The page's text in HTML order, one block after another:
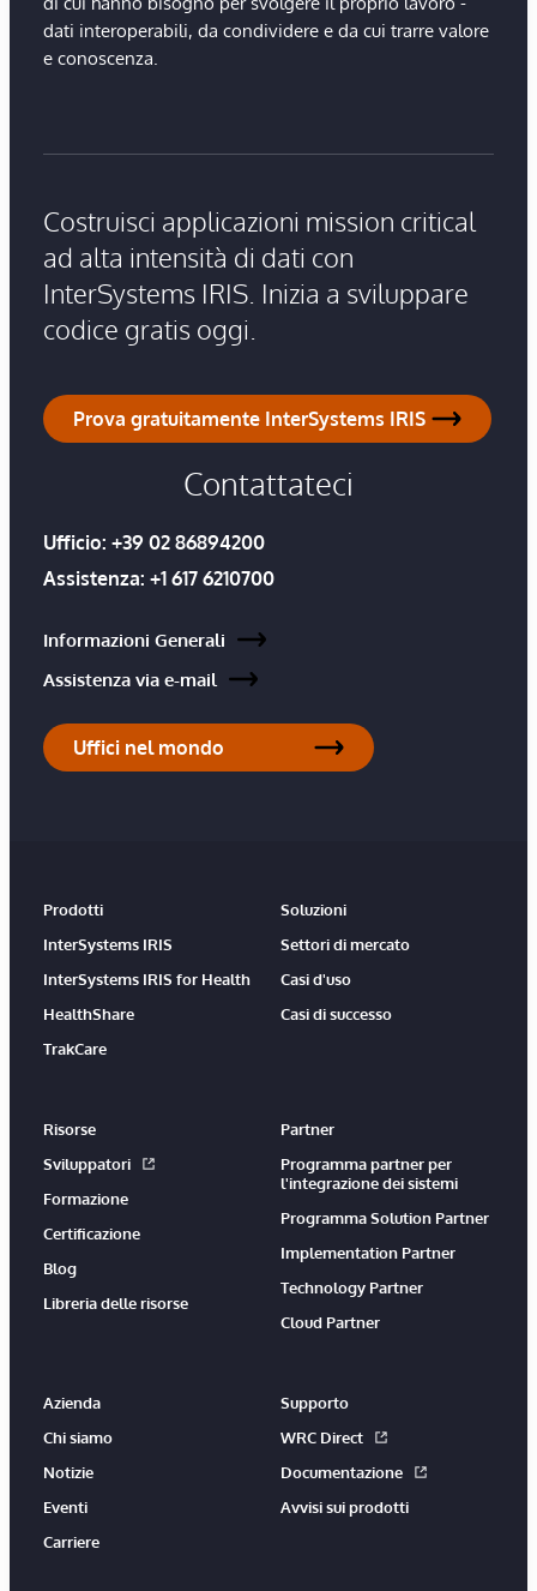
dati interoperabili, da condividere e da cui trarre valore
e conoscenza.
Costruisci applicazioni mission critical
ad alta intensità di dati con
InterSystems IRIS. Inizia a sviluppare
codice gratis oggi.
Prova gratuitamente InterSystems IRIS
Contattateci
Ufficio: +39 02 86894200
Assistenza: +1 617 6210700
Informazioni Generali
Assistenza via e-mail
Uffici nel mondo
Prodotti
InterSystems IRIS
InterSystems IRIS for Health
HealthShare
TrakCare
Soluzioni
Settori di mercato
Casi d'uso
Casi di successo
Risorse
Sviluppatori
Formazione
Certificazione
Blog
Libreria delle risorse
Partner
Programma partner per
l'integrazione dei sistemi
Programma Solution Partner
Implementation Partner
Technology Partner
Cloud Partner
Azienda
Chi siamo
Notizie
Eventi
Carriere
Supporto
WRC Direct
Documentazione
Avvisi sui prodotti